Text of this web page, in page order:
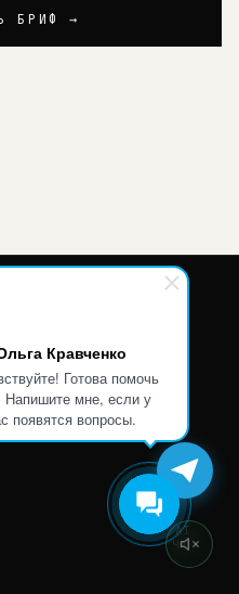
Кравченко
Готова помочь
Напишите мне, если у
появятся вопросы.
БРИФ →
СПОРТИВНОГО ПИТАНИЯ
AI
ЧАТ